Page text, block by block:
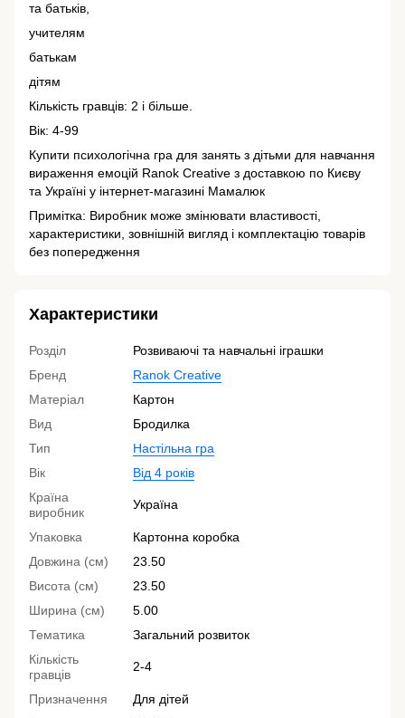
та батьків,
учителям
батькам
дітям
Кількість гравців: 2 і більше.
Вік: 4-99
Купити психологічна гра для занять з дітьми для навчання
вираження емоцій Ranok Creative з доставкою по Києву
та Україні у інтернет-магазині Мамалюк
Примітка: Виробник може змінювати властивості,
характеристики, зовнішній вигляд і комплектацію товарів
без попередження
Характеристики
Розділ
Розвиваючі та навчальні іграшки
Бренд
Ranok Creative
Матеріал
Картон
Вид
Бродилка
Тип
Настільна гра
Вік
Від 4 років
Країна
виробник
Україна
Упаковка
Картонна коробка
Довжина (см)
23.50
Висота (см)
23.50
Ширина (см)
5.00
Тематика
Загальний розвиток
Кількість
гравців
2-4
Призначення
Для дітей